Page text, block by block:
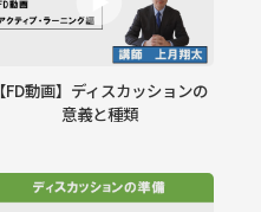
【FD動画】ディスカッションの
意義と種類